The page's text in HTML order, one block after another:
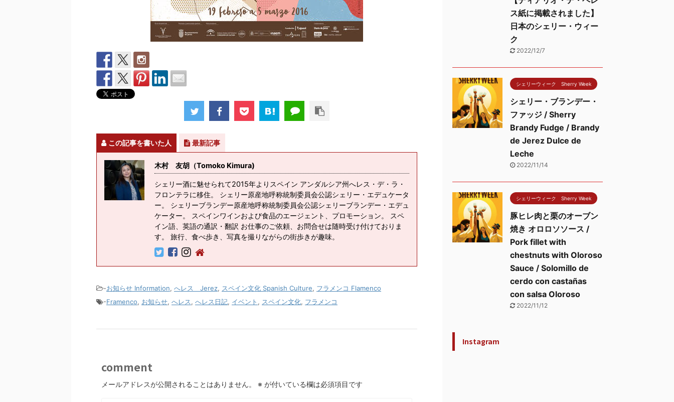
この記事を書いた人 最新記事
木村 友胡（Tomoko Kimura)
シェリー酒に魅せられて2015年よりスペイン アンダルシア州へレス・デ・ラ・
フロンテラに移住。 シェリー原産地呼称統制委員会公認シェリー・エデュケータ
ー。 シェリーブランデー原産地呼称統制委員会公認シェリーブランデー・エデュ
ケーター。 スペインワインおよび食品のエージェント、プロモーション。 スペ
イン語、英語の通訳・翻訳 お仕事のご依頼、お問合せは随時受け付けておりま
す。 旅行、食べ歩き、写真を撮りながらの街歩きが趣味。
-お知らせ Information, へレス Jerez, スペイン文化 Spanish Culture, フラメンコ Flamenco
-Framenco, お知らせ, へレス, へレス日記, イベント , スペイン文化, フラメンコ
comment
メールアドレスが公開されることはありません。 ※ が付いている欄は必須項目です
ス紙に掲載されました】
日本のシェリー・ウィー
ク
2022/12/7
シェリーウィーク Sherry Week
シェリー・ブランデー・
ファッジ / Sherry
Brandy Fudge / Brandy
de Jerez Dulce de
Leche
2022/11/14
シェリーウィーク Sherry Week
豚ヒレ肉と栗のオーブン
焼き オロロソソース /
Pork fillet with
chestnuts with Oloroso
Sauce / Solomillo de
cerdo con castañas
con salsa Oloroso
2022/11/12
Instagram